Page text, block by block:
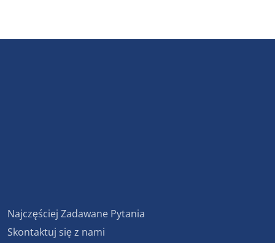
Najczęściej Zadawane Pytania
Skontaktuj się z nami